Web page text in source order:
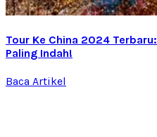
Tour Ke China 2024
Paling Indah!
Baca Artikel